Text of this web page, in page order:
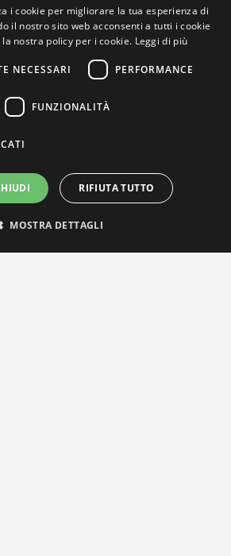
i cookie per migliorare la tua esperienza di
il nostro sito web acconsenti a tutti i cookie
nostra policy per i cookie. Leggi di più
NECESSARI PERFORMANCE
FUNZIONALITÀ
RIFIUTA TUTTO
MOSTRA DETTAGLI